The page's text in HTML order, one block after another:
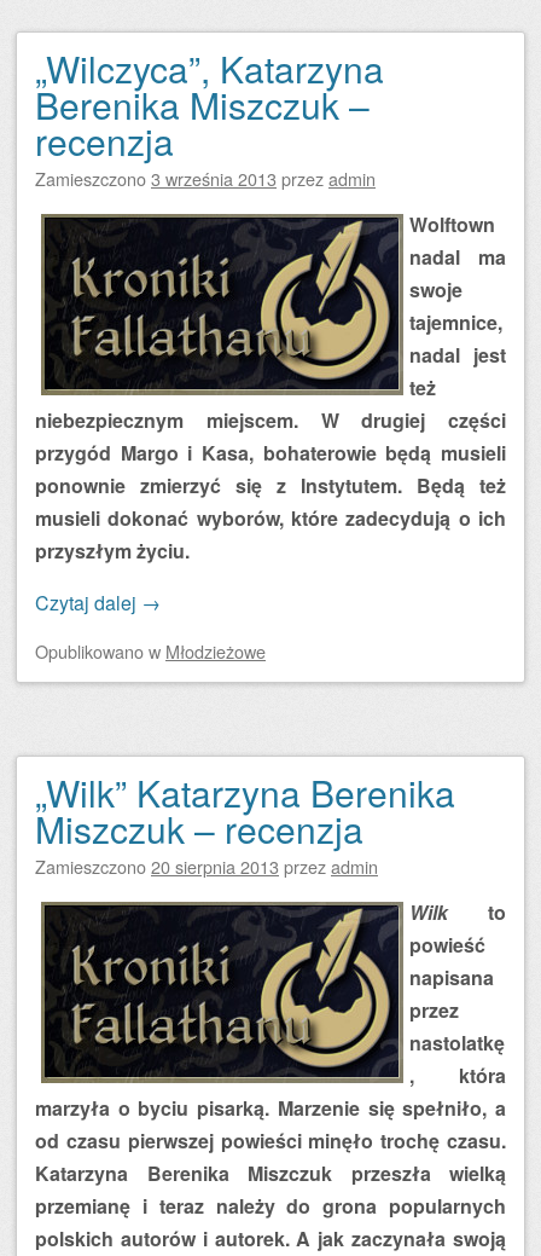
„Wilczyca”, Katarzyna
Berenika Miszczuk –
recenzja
Zamieszczono3 września 2013 przezadmin
Wolftown
nadal ma
swoje
tajemnice,
nadal jest
też
niebezpiecznym miejscem. W drugiej części
przygód Margo i Kasa, bohaterowie będą musieli
ponownie zmierzyć się z Instytutem. Będą też
musieli dokonać wyborów, które zadecydują o ich
przyszłym życiu.
Czytaj dalej →
Opublikowanow Młodzieżowe
„Wilk” Katarzyna Berenika
Miszczuk – recenzja
Zamieszczono20 sierpnia 2013 przezadmin
Wilkto
powieść
napisana
przez
nastolatkę
, która
marzyła o byciu pisarką. Marzenie się spełniło, a
od czasu pierwszej powieści minęło trochę czasu.
Katarzyna Berenika Miszczuk przeszła wielką
przemianę i teraz należy do grona popularnych
polskich autorów i autorek. A jak zaczynała swoją